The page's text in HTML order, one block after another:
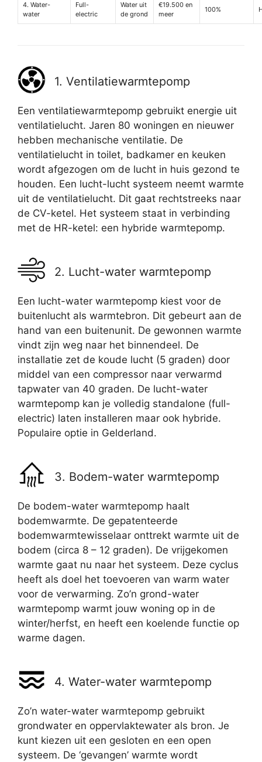
4. Water-
water
Full-
electric
Water uit
de grond
€19.500 en
meer
100%
1. Ventilatiewarmtepomp
Een ventilatiewarmtepomp gebruikt energie uit
ventilatielucht. Jaren 80 woningen en nieuwer
hebben mechanische ventilatie. De
ventilatielucht in toilet, badkamer en keuken
wordt afgezogen om de lucht in huis gezond te
houden. Een lucht-lucht systeem neemt warmte
uit de ventilatielucht. Dit gaat rechtstreeks naar
de CV-ketel. Het systeem staat in verbinding
met de HR-ketel: een hybride warmtepomp.
2. Lucht-water warmtepomp
Een lucht-water warmtepomp kiest voor de
buitenlucht als warmtebron. Dit gebeurt aan de
hand van een buitenunit. De gewonnen warmte
vindt zijn weg naar het binnendeel. De
installatie zet de koude lucht (5 graden) door
middel van een compressor naar verwarmd
tapwater van 40 graden. De lucht-water
warmtepomp kan je volledig standalone (full-
electric) laten installeren maar ook hybride.
Populaire optie in Gelderland.
3. Bodem-water warmtepomp
De bodem-water warmtepomp haalt
bodemwarmte. De gepatenteerde
bodemwarmtewisselaar onttrekt warmte uit de
bodem (circa 8 – 12 graden). De vrijgekomen
warmte gaat nu naar het systeem. Deze cyclus
heeft als doel het toevoeren van warm water
voor de verwarming. Zo’n grond-water
warmtepomp warmt jouw woning op in de
winter/herfst, en heeft een koelende functie op
warme dagen.
4. Water-water warmtepomp
Zo’n water-water warmtepomp gebruikt
grondwater en oppervlaktewater als bron. Je
kunt kiezen uit een gesloten en een open
systeem. De ‘gevangen’ warmte wordt